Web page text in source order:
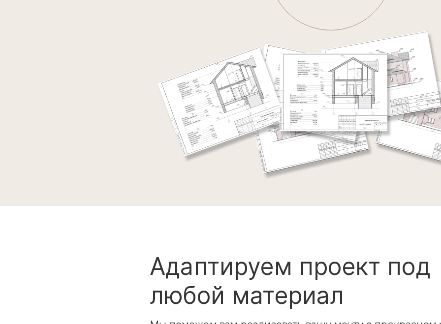
Адаптируем проект под
любой материал